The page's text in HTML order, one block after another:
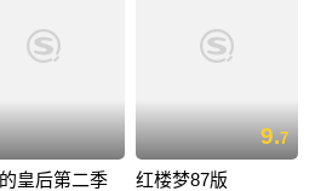
皇后第二季
9.7
红楼梦87版